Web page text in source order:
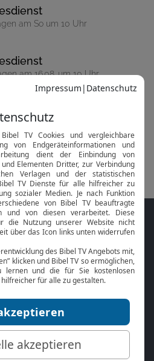
am So um 10 Uhr
am 16.08. um 10 Uhr
am 23.08. um 10 Uhr
auf den
Medien
oder derBibel-App
die Bibeltexte während
jederzeit mitlesen.